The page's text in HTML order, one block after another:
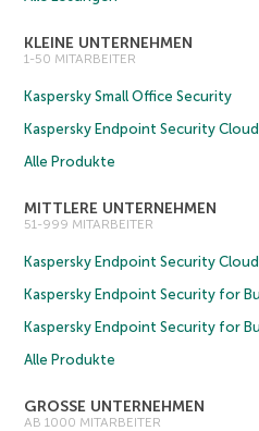
KLEINE UNTERNEHMEN
1-50 MITARBEITER
Kaspersky Small Office Security
Kaspersky Endpoint Security Cloud
Alle Produkte
MITTLERE UNTERNEHMEN
51-999 MITARBEITER
Kaspersky Endpoint Security Cloud
Kaspersky Endpoint Security for
Kaspersky Endpoint Security for
Alle Produkte
GROSSE UNTERNEHMEN
AB 1000 MITARBEITER